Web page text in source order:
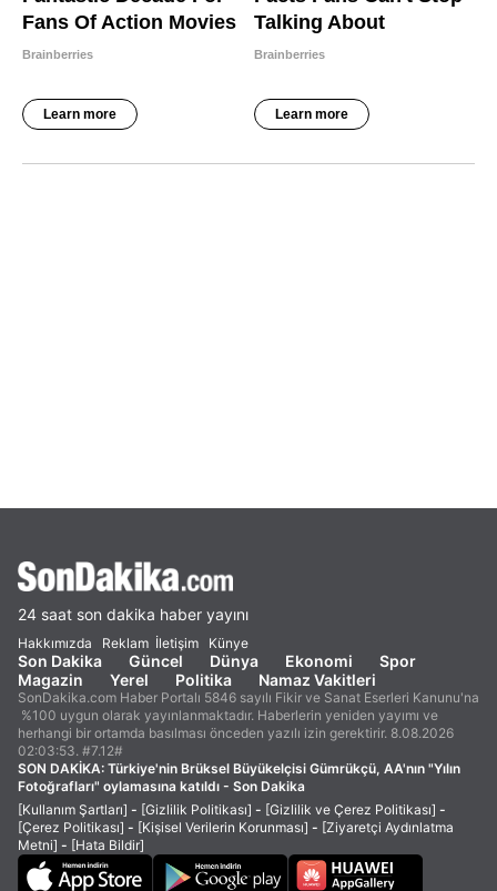
24 saat son dakika haber yayını
Hakkımızda Reklam İletişim Künye
Son Dakika Güncel Dünya Ekonomi
Spor
Magazin
Yerel Politika Namaz Vakitleri
SonDakika.com Haber Portalı 5846 sayılı Fikir ve Sanat Eserleri Kanunu'na
%100 uygun olarak yayınlanmaktadır. Haberlerin yeniden yayımı ve
herhangi bir ortamda basılması önceden yazılı izin gerektirir. 8.08.2026
02:03:53. #7.12#
SON DAKİKA: Türkiye'nin Brüksel Büyükelçisi Gümrükçü, AA'nın "Yılın
Fotoğrafları" oylamasına katıldı - Son Dakika
[Kullanım Şartları] - [Gizlilik Politikası] - [Gizlilik ve Çerez Politikası] -
[Çerez Politikası] - [Kişisel Verilerin Korunması] - [Ziyaretçi Aydınlatma
Metni] - [Hata Bildir]